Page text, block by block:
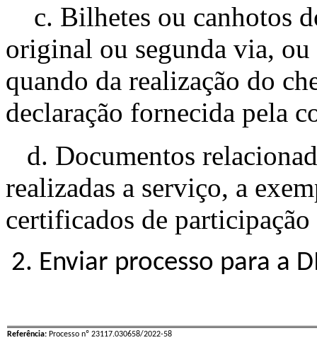
c. Bilhetes ou canhotos
original ou segunda via,
quando da realização do
declaração fornecida pela
d. Documentos
realizadas a serviço, a
certificados de
2. Enviar processo para a
Referência: Processo nº 23117.030658/2022-58